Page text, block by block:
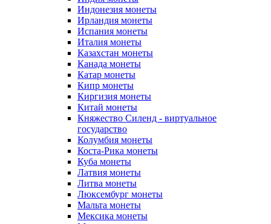
Индонезия монеты
Ирландия монеты
Испания монеты
Италия монеты
Казахстан монеты
Канада монеты
Катар монеты
Кипр монеты
Киргизия монеты
Китай монеты
Княжество Силенд - виртуальное
государство
Колумбия монеты
Коста-Рика монеты
Куба монеты
Латвия монеты
Литва монеты
Люксембург монеты
Мальта монеты
Мексика монеты